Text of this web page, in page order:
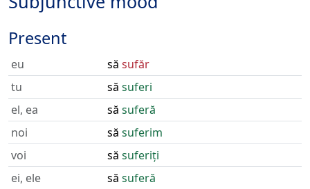
Present
eu să sufăr
tu
să suferi
el, ea
să suferă
noi
să suferim
voi
să suferiți
ei, ele
să suferă